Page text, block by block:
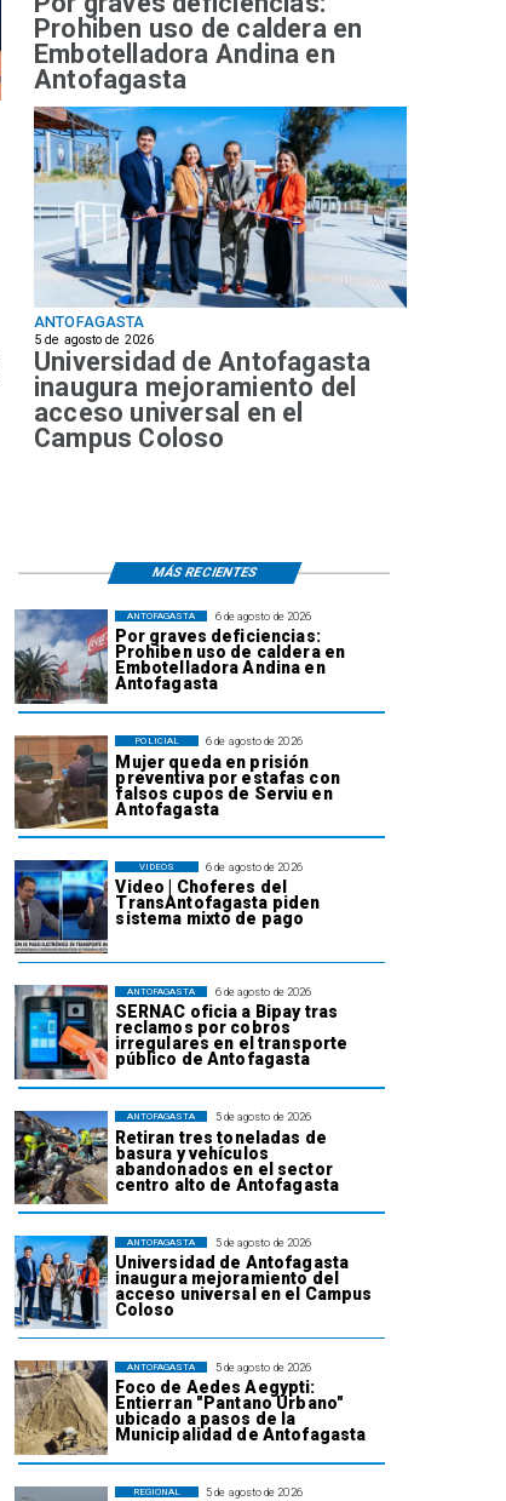
Prohiben uso de caldera en
Embotelladora Andina en
Antofagasta
ANTOFAGASTA
5 de agosto de 2026
Universidad de Antofagasta
inaugura mejoramiento del
acceso universal en el
Campus Coloso
6 de agosto de 2026
Por graves deficiencias:
Prohiben uso de caldera en
Embotelladora Andina en
Antofagasta
ANTOFAGASTA
6 de agosto de 2026
Mujer queda en prisión
preventiva por estafas con
falsos cupos de Serviu en
Antofagasta
POLICIAL
6 de agosto de 2026
Video | Choferes del
TransAntofagasta piden
sistema mixto de pago
VIDEOS
6 de agosto de 2026
SERNAC oficia a Bipay tras
reclamos por cobros
irregulares en el transporte
público de Antofagasta
ANTOFAGASTA
5 de agosto de 2026
Retiran tres toneladas de
basura y vehículos
abandonados en el sector
centro alto de Antofagasta
ANTOFAGASTA
5 de agosto de 2026
Universidad de Antofagasta
inaugura mejoramiento del
acceso universal en el Campus
Coloso
ANTOFAGASTA
5 de agosto de 2026
Foco de Aedes Aegypti:
Entierran "Pantano Urbano"
ubicado a pasos de la
Municipalidad de Antofagasta
ANTOFAGASTA
5 de agosto de 2026
REGIONAL
MÁS RECIENTES